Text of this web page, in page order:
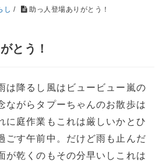
し / 助っ人登場ありがとう！
とう！
は降るし風はビュービュー嵐の
ながらタプーちゃんのお散歩は
に庭作業もこれは厳しいかとひ
ごす午前中。だけど雨も止んだ
が乾くのもその分早いしこれは